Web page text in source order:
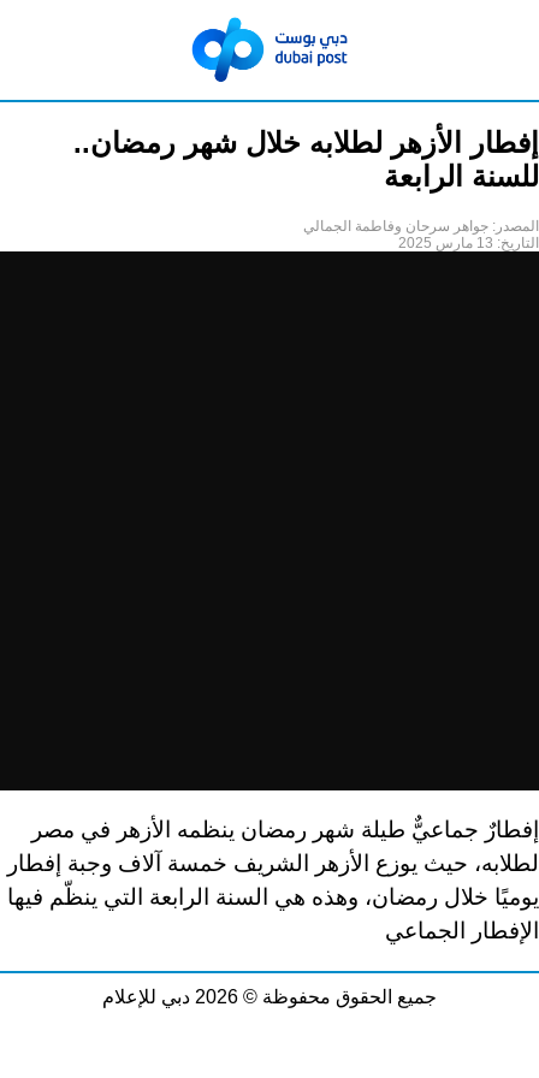
إفطار الأزهر لطلابه خلال شهر رمضان..
للسنة الرابعة
المصدر: جواهر سرحان وفاطمة الجمالي
التاريخ: 13 مارس 2025
إفطارٌ جماعيٌّ طيلة شهر رمضان ينظمه الأزهر في مصر
لطلابه، حيث يوزع الأزهر الشريف خمسة آلاف وجبة إفطار
يوميًا خلال رمضان، وهذه هي السنة الرابعة التي ينظّم فيها
الإفطار الجماعي
جميع الحقوق محفوظة © 2026 دبي للإعلام